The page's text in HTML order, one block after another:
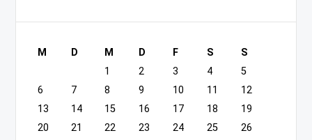
M D M D F S
S
1
2 3 4
5
6
7 8 9 10 11
12
13
14 15 16 17 18
19
20
21 22 23 24 25
26